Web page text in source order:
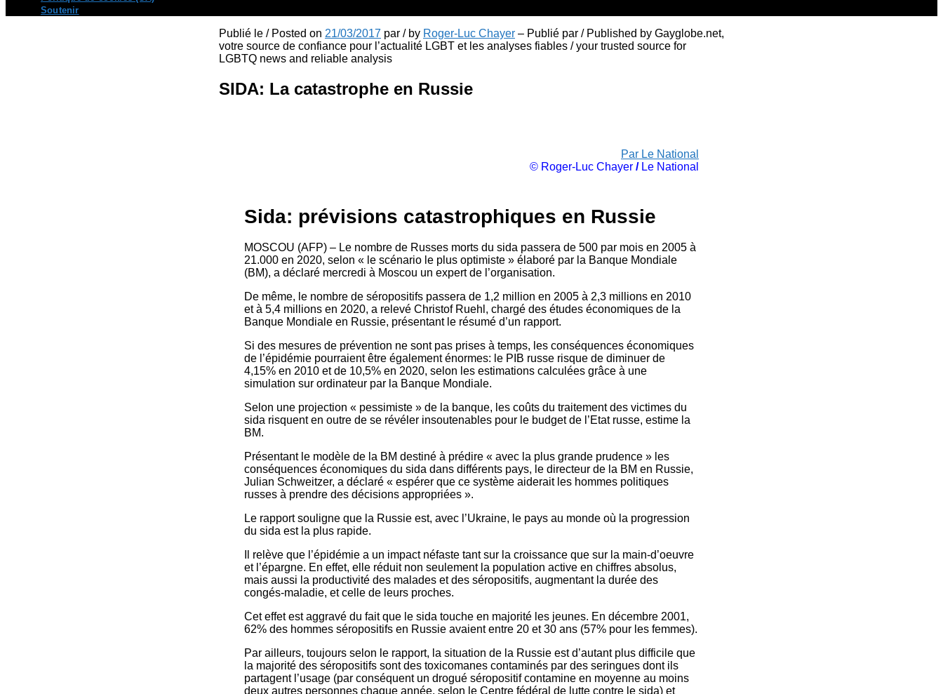
Soutenir
Publié le / Posted on 21/03/2017 par / by Roger-Luc Chayer – Publié par / Published by Gayglobe.net,
votre source de confiance pour l’actualité LGBT et les analyses fiables / your trusted source for
LGBTQ news and reliable analysis
SIDA: La catastrophe en Russie
Par Le National
© Roger-Luc Chayer /Le National
Sida: prévisions catastrophiques en Russie
MOSCOU (AFP) – Le nombre de Russes morts du sida passera de 500 par mois en 2005 à
21.000 en 2020, selon « le scénario le plus optimiste » élaboré par la Banque Mondiale
(BM), a déclaré mercredi à Moscou un expert de l’organisation.
De même, le nombre de séropositifs passera de 1,2 million en 2005 à 2,3 millions en 2010
et à 5,4 millions en 2020, a relevé Christof Ruehl, chargé des études économiques de la
Banque Mondiale en Russie, présentant le résumé d’un rapport.
Si des mesures de prévention ne sont pas prises à temps, les conséquences économiques
de l’épidémie pourraient être également énormes: le PIB russe risque de diminuer de
4,15% en 2010 et de 10,5% en 2020, selon les estimations calculées grâce à une
simulation sur ordinateur par la Banque Mondiale.
Selon une projection « pessimiste » de la banque, les coûts du traitement des victimes du
sida risquent en outre de se révéler insoutenables pour le budget de l’Etat russe, estime la
BM.
Présentant le modèle de la BM destiné à prédire « avec la plus grande prudence » les
conséquences économiques du sida dans différents pays, le directeur de la BM en Russie,
Julian Schweitzer, a déclaré « espérer que ce système aiderait les hommes politiques
russes à prendre des décisions appropriées ».
Le rapport souligne que la Russie est, avec l’Ukraine, le pays au monde où la progression
du sida est la plus rapide.
Il relève que l’épidémie a un impact néfaste tant sur la croissance que sur la main-d’oeuvre
et l’épargne. En effet, elle réduit non seulement la population active en chiffres absolus,
mais aussi la productivité des malades et des séropositifs, augmentant la durée des
congés-maladie, et celle de leurs proches.
Cet effet est aggravé du fait que le sida touche en majorité les jeunes. En décembre 2001,
62% des hommes séropositifs en Russie avaient entre 20 et 30 ans (57% pour les femmes).
Par ailleurs, toujours selon le rapport, la situation de la Russie est d’autant plus difficile que
la majorité des séropositifs sont des toxicomanes contaminés par des seringues dont ils
partagent l’usage (par conséquent un drogué séropositif contamine en moyenne au moins
deux autres personnes chaque année, selon le Centre fédéral de lutte contre le sida) et